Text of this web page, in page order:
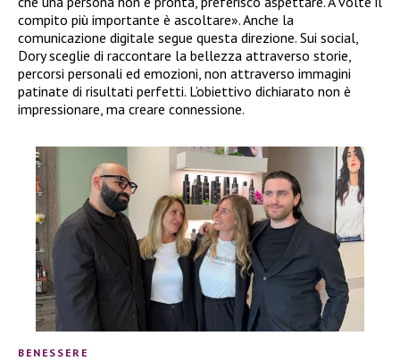
compito più importante è ascoltare». Anche la
comunicazione digitale segue questa direzione. Sui social,
Dory sceglie di raccontare la bellezza attraverso storie,
percorsi personali ed emozioni, non attraverso immagini
patinate di risultati perfetti. L’obiettivo dichiarato non è
impressionare, ma creare connessione.
BENESSERE